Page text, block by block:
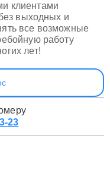
клиентами
выходных и
все возможные
работу
лет!
23